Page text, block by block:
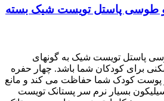
سفید و طوسی پاستل تویست شیک بسته
پستانک ۶+ماه سفید و طوسی پاستل تویست شیک به گونه‎ای
برای کودکان شما باشد. چهار حفره
پوست کودک شما حفاظت می کند و مانع
بسیار نرم سر پستانک تویست